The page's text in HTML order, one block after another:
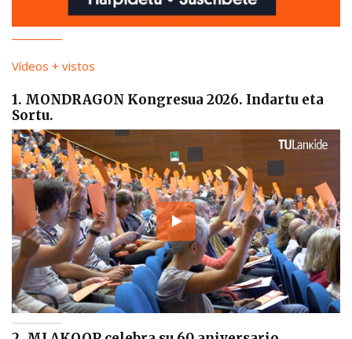
Vídeos + vistos
1. MONDRAGON Kongresua 2026. Indartu eta
Sortu.